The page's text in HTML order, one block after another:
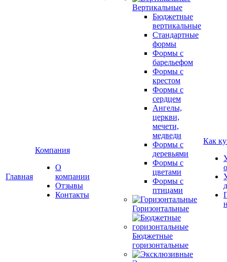
Главная
Компания
О
компании
Отзывы
Контакты
Вертикальные
Бюджетные
вертикальные
Стандартные
формы
Формы с
барельефом
Формы с
крестом
Формы с
сердцем
Ангелы,
церкви,
мечети,
медведи
Формы с
деревьями
Формы с
цветами
Формы с
птицами
Горизонтальные
Бюджетные
горизонтальные
Как